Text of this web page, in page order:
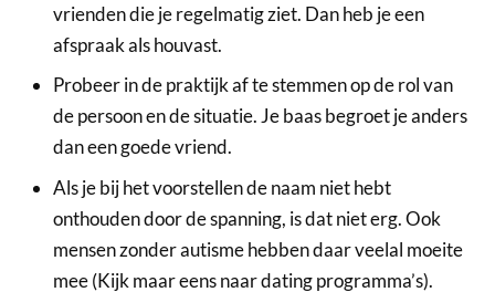
vrienden die je regelmatig ziet. Dan heb je een
afspraak als houvast.
Probeer in de praktijk af te stemmen op de rol van
de persoon en de situatie. Je baas begroet je anders
dan een goede vriend.
Als je bij het voorstellen de naam niet hebt
onthouden door de spanning, is dat niet erg. Ook
mensen zonder autisme hebben daar veelal moeite
mee (Kijk maar eens naar dating programma’s).